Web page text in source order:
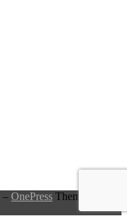
– OnePress Theme von